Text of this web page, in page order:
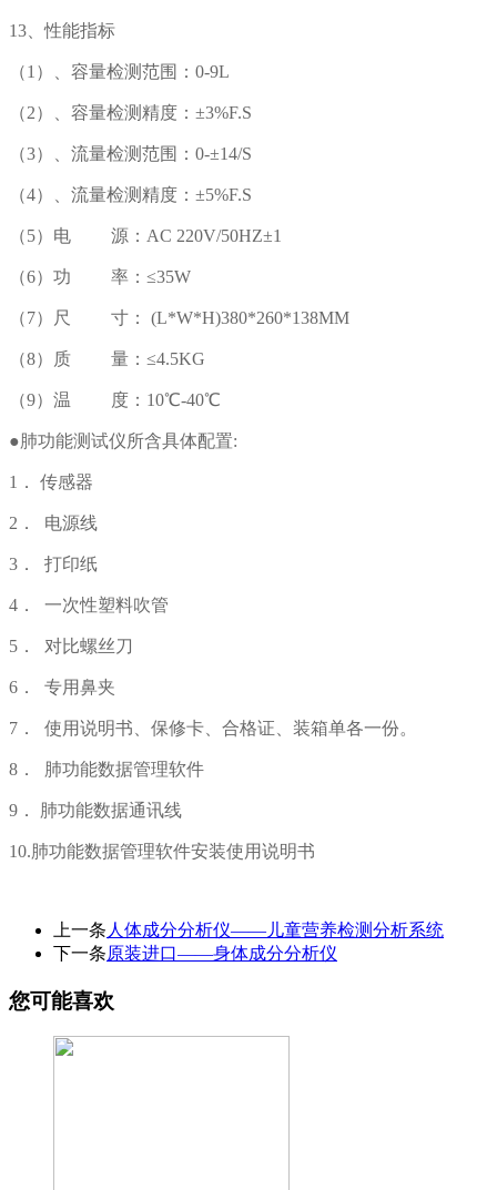
13、性能指标
（1）、容量检测范围：0-9L
（2）、容量检测精度：±3%F.S
（3）、流量检测范围：0-±14/S
（4）、流量检测精度：±5%F.S
（5）电 源：AC 220V/50HZ±1
（6）功 率：≤35W
（7）尺 寸： (L*W*H)380*260*138MM
（8）质 量：≤4.5KG
（9）温 度：10℃-40℃
●肺功能测试仪所含具体配置:
1． 传感器
2． 电源线
3． 打印纸
4． 一次性塑料吹管
5． 对比螺丝刀
6． 专用鼻夹
7． 使用说明书、保修卡、合格证、装箱单各一份。
8． 肺功能数据管理软件
9． 肺功能数据通讯线
10.肺功能数据管理软件安装使用说明书
上一条 人体成分分析仪——儿童营养检测分析系统
下一条原装进口——身体成分分析仪
您可能喜欢